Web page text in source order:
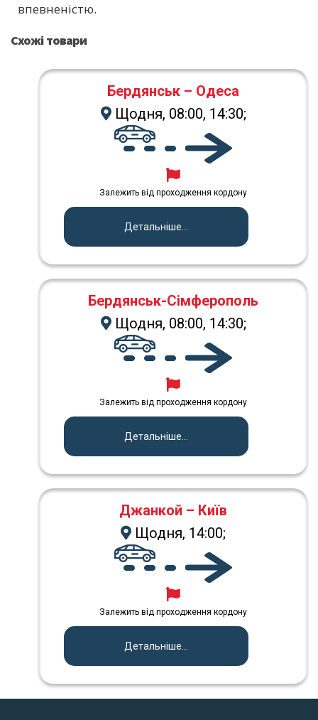
впевненістю.
Схожі товари
Бердянськ – Одеса
Щодня, 08:00, 14:30;
Залежить від проходження кордону
Детальніше...
Бердянськ-Сімферополь
Щодня, 08:00, 14:30;
Залежить від проходження кордону
Детальніше...
Джанкой – Київ
Щодня, 14:00;
Залежить від проходження кордону
Детальніше...